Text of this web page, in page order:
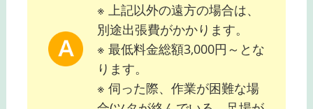
※ 上記以外の遠方の場合は、
別途出張費がかかります。
※ 最低料金総額3,000円～とな
ります。
※ 伺った際、作業が困難な場